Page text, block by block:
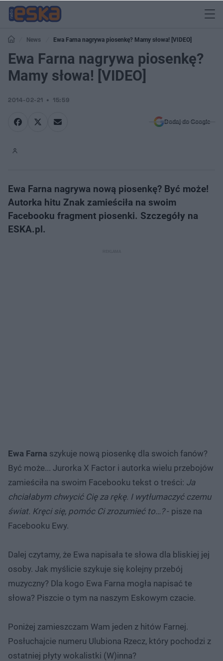
News Ewa Farna nagrywa piosenkę? Mamy słowa! [VIDEO]
Ewa Farna nagrywa piosenkę?
Mamy słowa! [VIDEO]
2014-02-21 15:59
Dodaj do Google
Ewa Farna nagrywa nową piosenkę? Być może!
Autorka hitu Znak zamieściła na swoim
Facebooku fragment piosenki. Szczegóły na
ESKA.pl.
Ewa Farna szykuje nową piosenkę dla swoich fanów?
Być może... Jurorka X Factor i autorka wielu przebojów
zamieściła na swoim Facebooku tekst o treści: Ja
chciałabym chwycić Cię za rękę. I wytłumaczyć czemu
świat. Kręci się, pomóc Ci zrozumieć to…?- pisze na
Facebooku Ewy.
Dalej czytamy, że Ewa napisała te słowa dla bliskiej jej
osoby. Jak myślicie szykuje się kolejny przebój
muzyczny? Dla kogo Ewa Farna mogła napisać te
słowa? Piszcie o tym na naszym Eskowym czacie.
Poniżej zamieszczam Wam jeden z hitów Farnej.
Posłuchajcie numeru Ulubiona Rzecz, który pochodzi z
ostatniej płyty wokalistki (W)inna?